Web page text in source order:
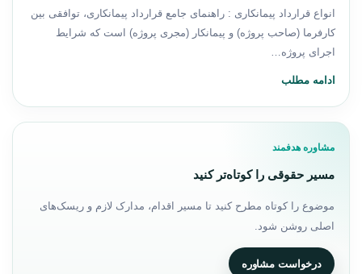
انواع قرارداد پیمانکاری : راهنمای جامع قرارداد پیمانکاری، توافقی بین
کارفرما (صاحب پروژه) و پیمانکار (مجری پروژه) است که شرایط
اجرای پروژه…
ادامه مطلب
مشاوره هدفمند
مسیر حقوقی را کوتاه‌تر کنید
موضوع را کوتاه مطرح کنید تا مسیر اقدام، مدارک لازم و ریسک‌های
اصلی روشن شود.
درخواست مشاوره